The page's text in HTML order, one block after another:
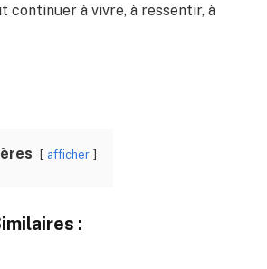
continuer à vivre, à ressentir, à
afficher
: